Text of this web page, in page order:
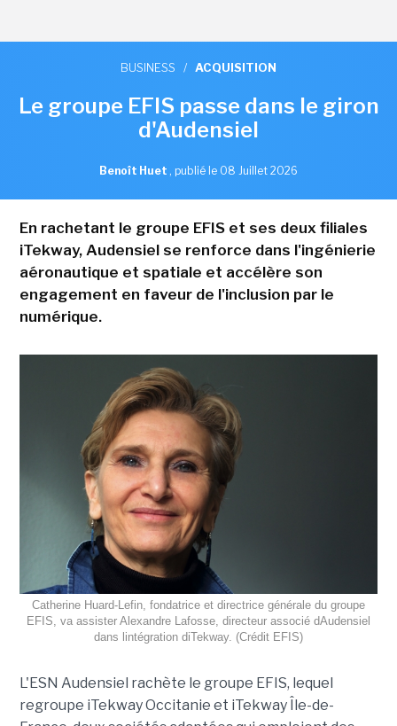
BUSINESS / ACQUISITION
Le groupe EFIS passe dans le giron
d'Audensiel
Benoît Huet , publié le 08 Juillet 2026
En rachetant le groupe EFIS et ses deux filiales
iTekway, Audensiel se renforce dans l'ingénierie
aéronautique et spatiale et accélère son
engagement en faveur de l'inclusion par le
numérique.
Catherine Huard-Lefin, fondatrice et directrice générale du groupe
EFIS, va assister Alexandre Lafosse, directeur associé dAudensiel
dans lintégration diTekway. (Crédit EFIS)
L'ESN Audensiel rachète le groupe EFIS, lequel
regroupe iTekway Occitanie et iTekway Île-de-